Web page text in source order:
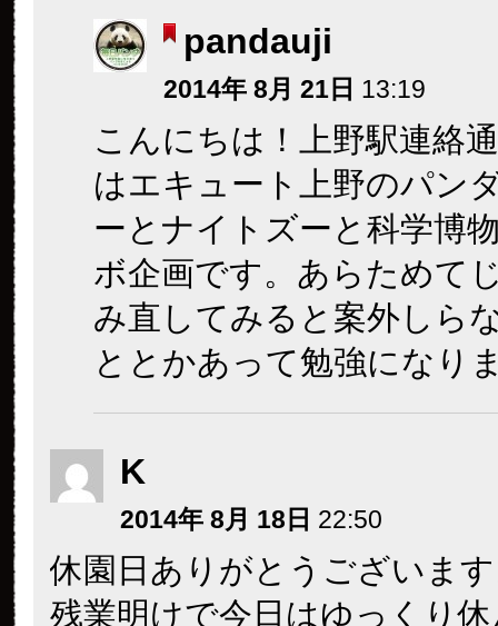
pandauji
2014年 8月 21日 13:19
こんにちは！上野駅連絡
はエキュート上野のパン
ーとナイトズーと科学博
ボ企画です。あらためて
み直してみると案外しら
ととかあって勉強になり
K
2014年 8月 18日 22:50
休園日ありがとうございま
残業明けで今日はゆっくり